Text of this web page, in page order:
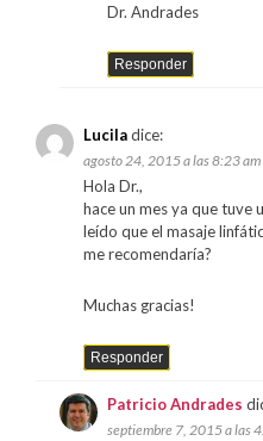
Dr. Andrades
Responder
Luciladice:
agosto 24, 2015 a las 8:23 am
Hola Dr.,
hace un mes ya que tuve
leído que el masaje
me recomendaría?
Muchas gracias!
Responder
Patricio Andrades
septiembre 7, 2015 a las